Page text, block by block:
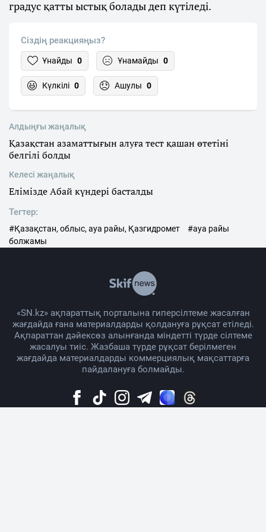
градус қатты ыстық болады деп күтіледі.
Сіздің реакцияңыз?
Ұнайды 0 Ұнамайды 0
Күлкілі 0 Ашулы 0
Алдыңғы жаңалық
Қазақстан азаматтығын алуға тест қашан өтетіні
белгілі болды
Келесі жаңалық
Елімізде Абай күндері басталды
Тегтер:
#Қазақстан, облыс, ауа райы, Қазгидромет
#ауа райы
болжамы
«SN.kz» ақпараттық порталына гиперсілтеме жасалған
жағдайда ғана материалдарды қолдануға рұқсат етіледі.
Ақпараттан дәйексөз алынғанда міндетті түрде сілтеме
жасалуы тиіс. Жазбаша түрде рұқсат берілмеген
жағдайда материалдарды коммерциялық мақсаттарға
пайдалануға болмайды.